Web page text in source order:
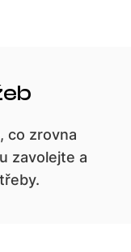
co zrovna
zavolejte a